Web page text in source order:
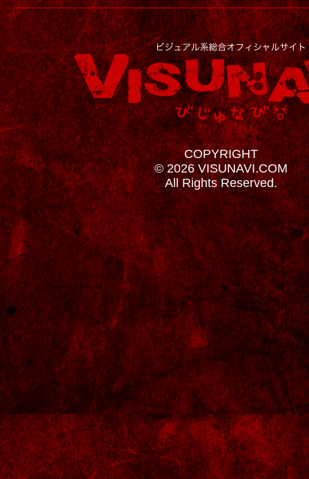
COPYRIGHT
© 2026 VISUNAVI.COM
All Rights Reserved.